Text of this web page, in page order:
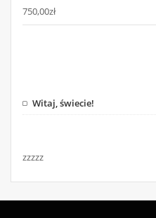
750,00zł
Witaj, świecie!
zzzzz